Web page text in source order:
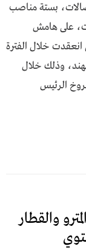
بستة مناصب
على هامش
انعقدت خلال الفترة
بالهند، وذلك خلال
الرئيس
والقطار